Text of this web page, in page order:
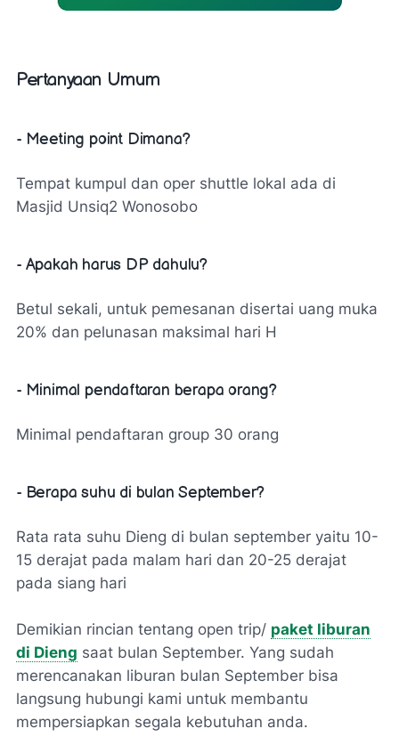
Pertanyaan Umum
- Meeting point Dimana?
Tempat kumpul dan oper shuttle lokal ada di
Masjid Unsiq2 Wonosobo
- Apakah harus DP dahulu?
Betul sekali, untuk pemesanan disertai uang muka
20% dan pelunasan maksimal hari H
- Minimal pendaftaran berapa orang?
Minimal pendaftaran group 30 orang
- Berapa suhu di bulan September?
Rata rata suhu Dieng di bulan september yaitu 10-
15 derajat pada malam hari dan 20-25 derajat
pada siang hari
Demikian rincian tentang open trip/ paket liburan
di Dieng saat bulan September. Yang sudah
merencanakan liburan bulan September bisa
langsung hubungi kami untuk membantu
mempersiapkan segala kebutuhan anda.